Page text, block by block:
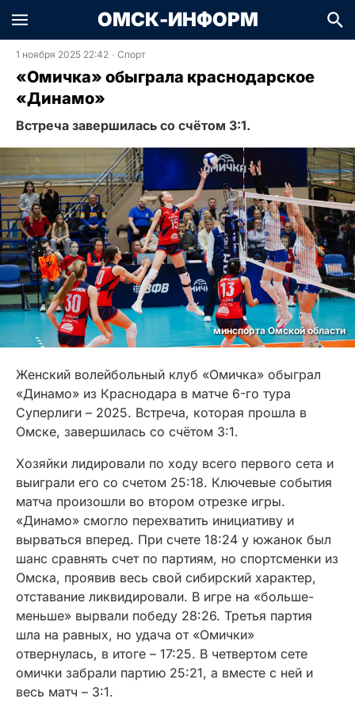
ОМСК-ИНФОРМ
1 ноября 2025 22:42 · Спорт
«Омичка» обыграла краснодарское
«Динамо»
Встреча завершилась со счётом 3:1.
минспорта Омской области
Женский волейбольный клуб «Омичка» обыграл
«Динамо» из Краснодара в матче 6-го тура
Суперлиги – 2025. Встреча, которая прошла в
Омске, завершилась со счётом 3:1.
Хозяйки лидировали по ходу всего первого сета и
выиграли его со счетом 25:18. Ключевые события
матча произошли во втором отрезке игры.
«Динамо» смогло перехватить инициативу и
вырваться вперед. При счете 18:24 у южанок был
шанс сравнять счет по партиям, но спортсменки из
Омска, проявив весь свой сибирский характер,
отставание ликвидировали. В игре на «больше-
меньше» вырвали победу 28:26. Третья партия
шла на равных, но удача от «Омички»
отвернулась, в итоге – 17:25. В четвертом сете
омички забрали партию 25:21, а вместе с ней и
весь матч – 3:1.